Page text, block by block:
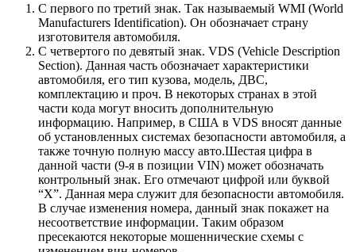
С первого по третий знак. Так называемый WMI (World
Manufacturers Identification). Он обозначает страну
изготовителя автомобиля.
С четвертого по девятый знак. VDS (Vehicle Description
Section). Данная часть обозначает характеристики
автомобиля, его тип кузова, модель, ДВС,
комплектацию и проч. В некоторых странах в этой
части кода могут вносить дополнительную
информацию. Например, в США в VDS вносят данные
об установленных системах безопасности автомобиля, а
также точную полную массу авто.Шестая цифра в
данной части (9-я в позиции VIN) может обозначать
контрольный знак. Его отмечают цифрой или буквой
“Х”. Данная мера служит для безопасности автомобиля.
В случае изменения номера, данный знак покажет на
несоответствие информации. Таким образом
пресекаются некоторые мошеннические схемы с